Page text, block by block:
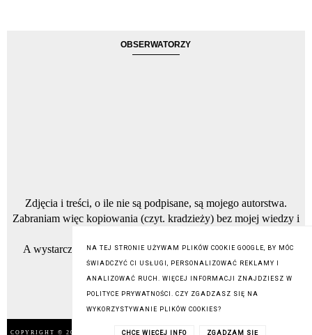
OBSERWATORZY
Zdjęcia i treści, o ile nie są podpisane, są mojego autorstwa.
Zabraniam więc kopiowania (czyt. kradzieży) bez mojej wiedzy i
A wystarczy napisać na maila którego znajdziesz w zakładce
Kontakt.
COPYRIGHT © 2014 BEAUTY LOVER , BLOGGER BLOG DESIGN:
NA TEJ STRONIE UŻYWAM PLIKÓW COOKIE GOOGLE, BY MÓC
ŚWIADCZYĆ CI USŁUGI, PERSONALIZOWAĆ REKLAMY I
ANALIZOWAĆ RUCH. WIĘCEJ INFORMACJI ZNAJDZIESZ W
POLITYCE PRYWATNOŚCI. CZY ZGADZASZ SIĘ NA
WYKORZYSTYWANIE PLIKÓW COOKIES?
CHCĘ WIĘCEJ INFO ZGADZAM SIĘ